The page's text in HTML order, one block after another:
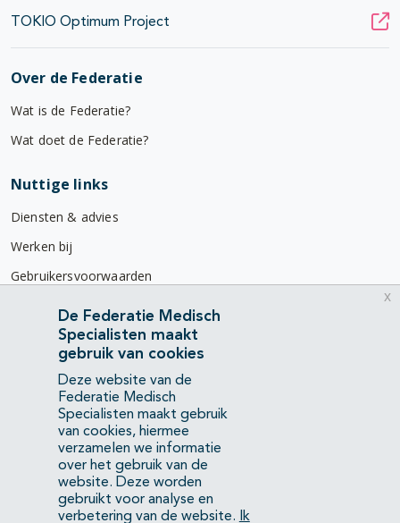
TOKIO Optimum Project
Over de Federatie
Wat is de Federatie?
Wat doet de Federatie?
Nuttige links
Diensten & advies
Werken bij
Gebruikersvoorwaarden
Privacyverklaring
Contact
Mercatorlaan 1200
3528 BL Utrecht
(088) 505 34 34
info@richtlijnendatabase.nl
YouTubeLinkedIn
De Federatie Medisch
Specialisten maakt
gebruik van cookies
Deze website van de
Federatie Medisch
Specialisten maakt gebruik
van cookies, hiermee
verzamelen we informatie
over het gebruik van de
website. Deze worden
gebruikt voor analyse en
verbetering van de website.
Ik
x